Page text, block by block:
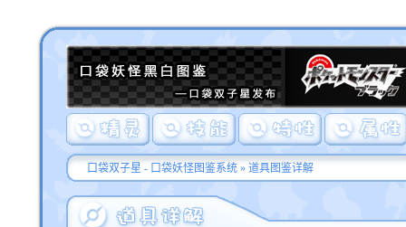
口袋双子星 - 口袋妖怪图鉴系统» 道具图鉴详解